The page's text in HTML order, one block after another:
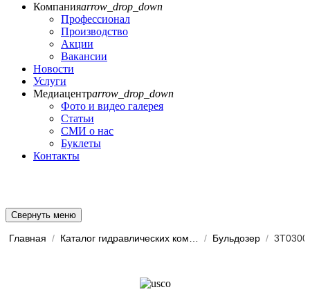
Компанияarrow_drop_down
Профессионал
Производство
Акции
Вакансии
Новости
Услуги
Медиацентрarrow_drop_down
Фото и видео галерея
Статьи
СМИ о нас
Буклеты
Контакты
Свернуть меню
Главная / / Бульдозер / 3T0300